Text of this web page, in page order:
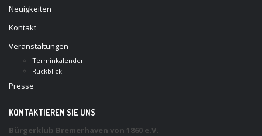
Neuigkeiten
Kontakt
Veranstaltungen
Terminkalender
Rückblick
Presse
KONTAKTIEREN SIE UNS
Bürgerklub Bremerhaven von 1860 e.V.